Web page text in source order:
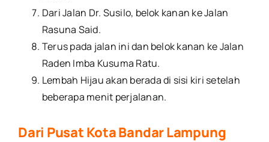
Dari Jalan Dr. Susilo, belok kanan ke Jalan
Rasuna Said.
Terus pada jalan ini dan belok kanan ke Jalan
Raden Imba Kusuma Ratu.
Lembah Hijau akan berada di sisi kiri setelah
beberapa menit perjalanan.
Dari Pusat Kota Bandar Lampung